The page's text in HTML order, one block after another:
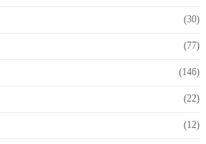
(30)
(77)
(146)
(22)
(12)